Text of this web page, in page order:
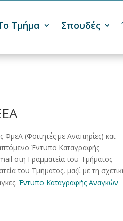
Τμήμα Σπουδές
ΦμεΑ (Φοιτητές με Αναπηρίες) και
Έντυπο Καταγραφής
στη Γραμματεία του Τμήματος
του Τμήματος, μαζί με τη
Έντυπο Καταγραφής Αναγκών